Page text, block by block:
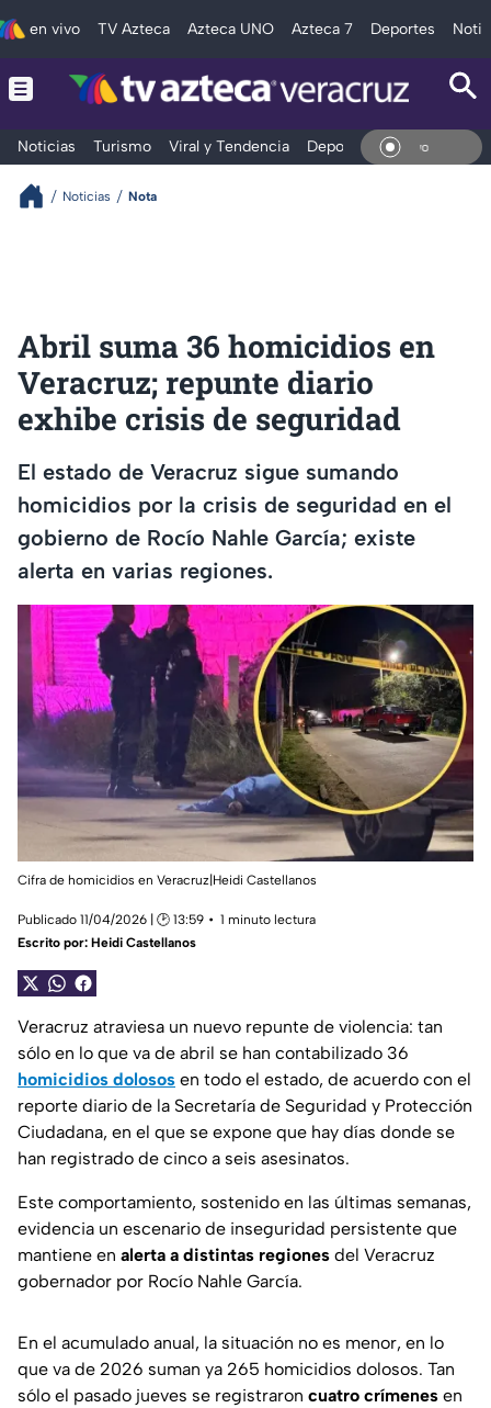
en vivo TV Azteca Azteca UNO Azteca 7 Deportes
Noticias Turismo Viral y Tendencia Deportes Espectáculos
En
Noticias Nota
Abril suma 36 homicidios en
Veracruz; repunte diario
exhibe crisis de seguridad
El estado de Veracruz sigue sumando
homicidios por la crisis de seguridad en el
gobierno de Rocío Nahle García; existe
alerta en varias regiones.
Cifra de homicidios en Veracruz|Heidi Castellanos
Publicado 11/04/2026 | 🕑 13:59
1 minuto lectura
Escrito por: Heidi Castellanos
Veracruz atraviesa un nuevo repunte de violencia: tan
sólo en lo que va de abril se han contabilizado 36
homicidios dolosos en todo el estado, de acuerdo con el
reporte diario de la Secretaría de Seguridad y Protección
Ciudadana, en el que se expone que hay días donde se
han registrado de cinco a seis asesinatos.
Este comportamiento, sostenido en las últimas semanas,
evidencia un escenario de inseguridad persistente que
mantiene en alerta a distintas regiones del Veracruz
gobernador por Rocío Nahle García.
En el acumulado anual, la situación no es menor, en lo
que va de 2026 suman ya 265 homicidios dolosos. Tan
sólo el pasado jueves se registraron cuatro crímenes en